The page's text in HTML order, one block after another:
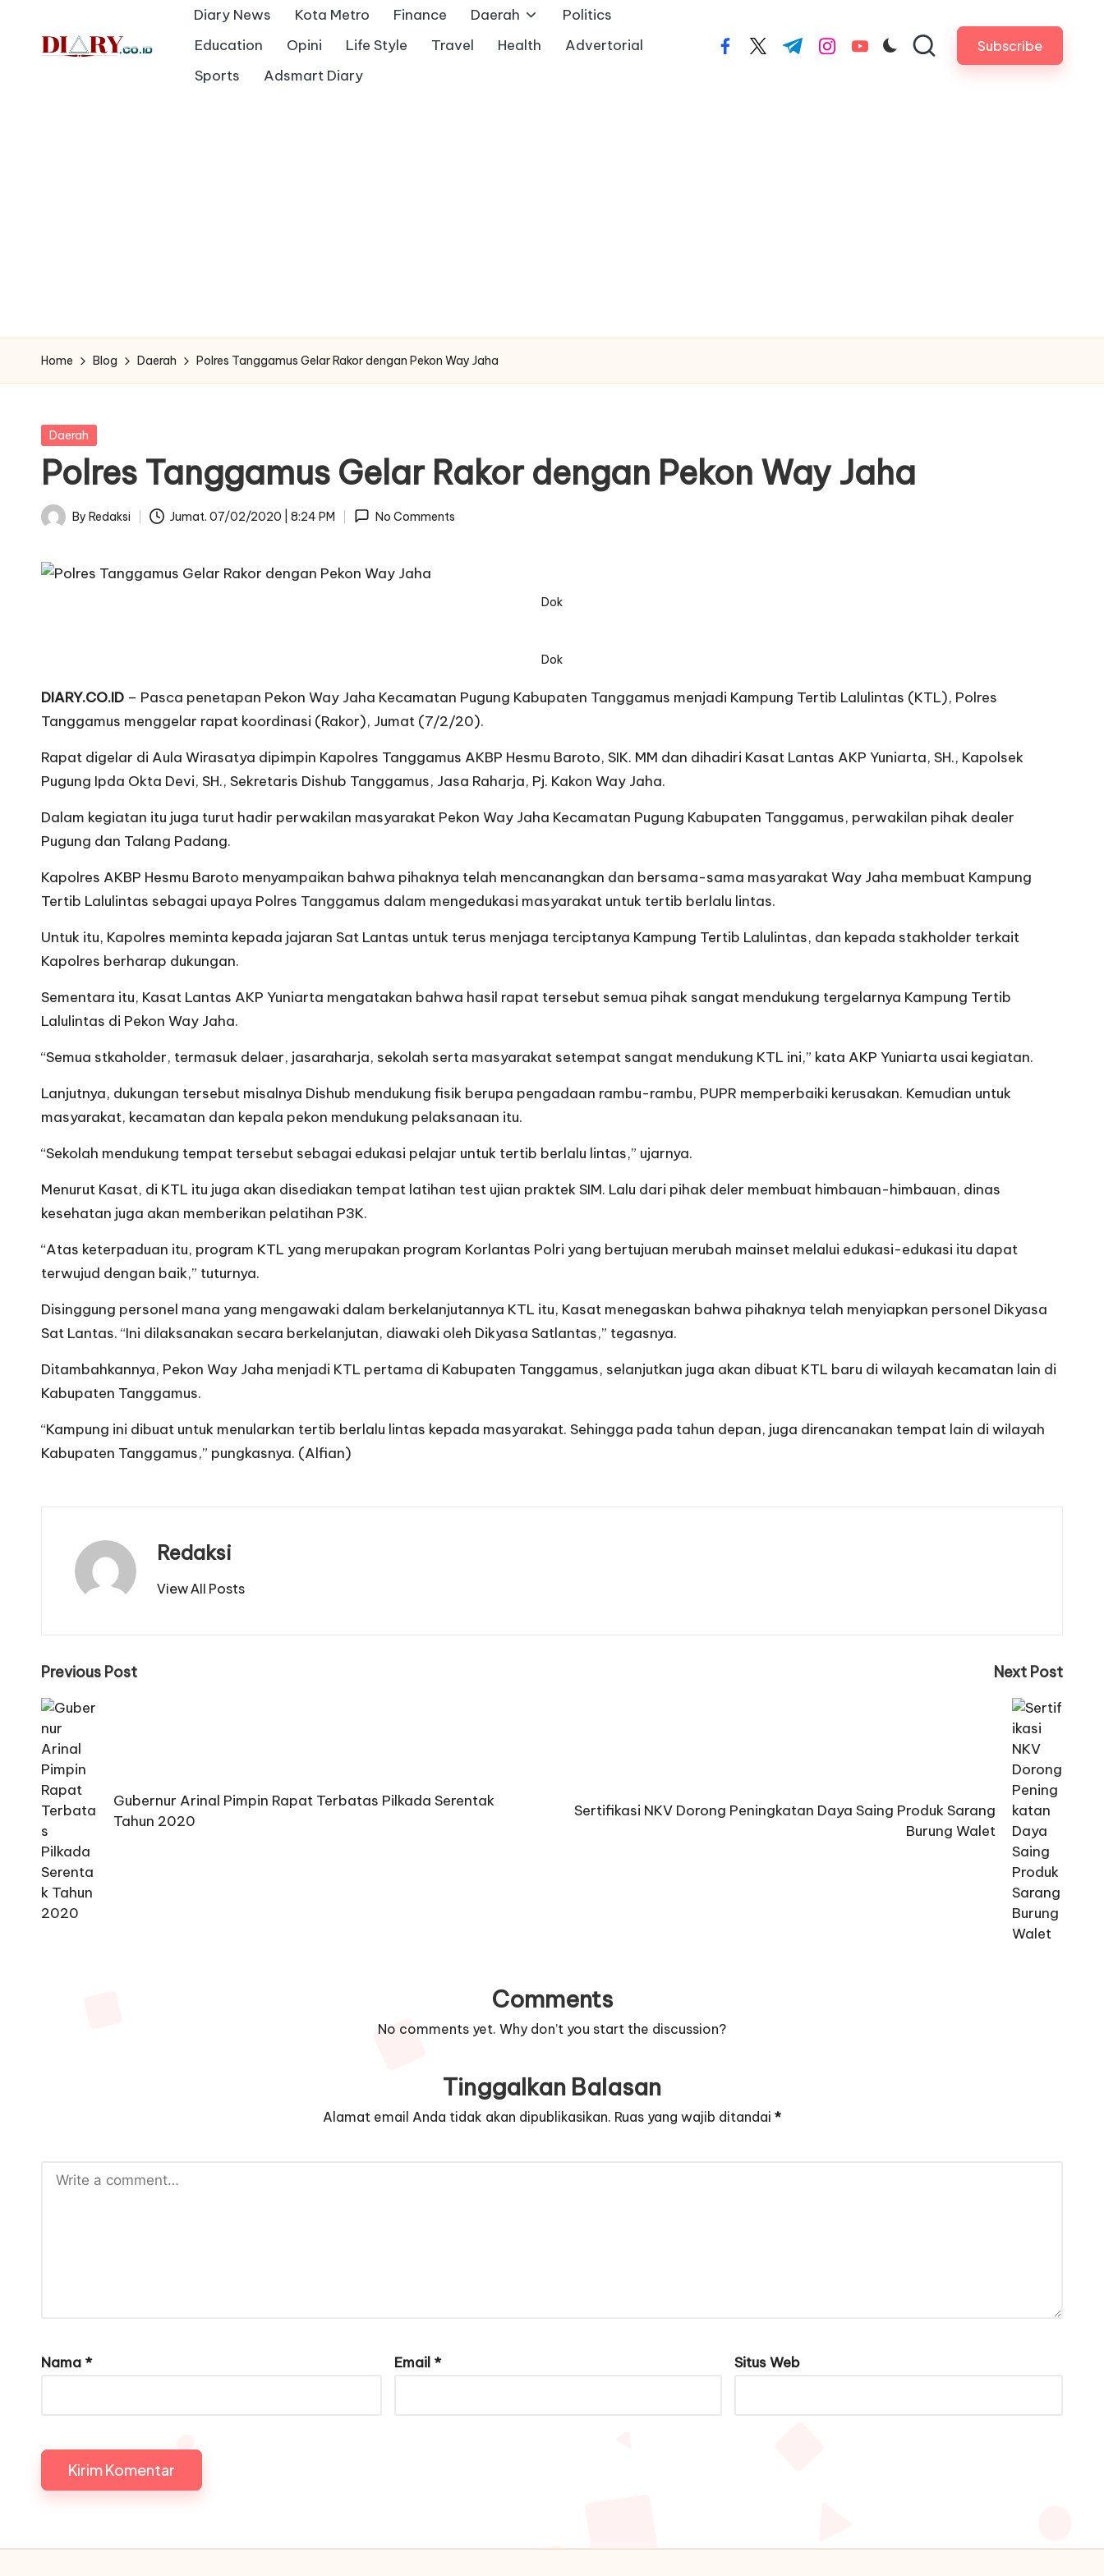
Diary News Kota Metro Finance Daerah
Politics
Education
Opini Life Style Travel Health
Advertorial
Sports
Adsmart Diary
facebook.com
twitter.com
t.me instagram.com
youtube.com Subscribe
Home Blog Daerah Polres Tanggamus Gelar Rakor dengan Pekon Way Jaha
Posted
Daerah
Polres Tanggamus Gelar Rakor dengan Pekon Way Jaha
Posted
By Redaksi Jumat. 07/02/2020 | 8:24 PM No Comments
Dok
Dok
DIARY.CO.ID – Pasca penetapan Pekon Way Jaha Kecamatan Pugung Kabupaten Tanggamus menjadi Kampung Tertib Lalulintas (KTL), Polres
Tanggamus menggelar rapat koordinasi (Rakor), Jumat (7/2/20).
Rapat digelar di Aula Wirasatya dipimpin Kapolres Tanggamus AKBP Hesmu Baroto, SIK. MM dan dihadiri Kasat Lantas AKP Yuniarta, SH., Kapolsek
Pugung Ipda Okta Devi, SH., Sekretaris Dishub Tanggamus, Jasa Raharja, Pj. Kakon Way Jaha.
Dalam kegiatan itu juga turut hadir perwakilan masyarakat Pekon Way Jaha Kecamatan Pugung Kabupaten Tanggamus, perwakilan pihak dealer
Pugung dan Talang Padang.
Kapolres AKBP Hesmu Baroto menyampaikan bahwa pihaknya telah mencanangkan dan bersama-sama masyarakat Way Jaha membuat Kampung
Tertib Lalulintas sebagai upaya Polres Tanggamus dalam mengedukasi masyarakat untuk tertib berlalu lintas.
Untuk itu, Kapolres meminta kepada jajaran Sat Lantas untuk terus menjaga terciptanya Kampung Tertib Lalulintas, dan kepada stakholder terkait
Kapolres berharap dukungan.
Sementara itu, Kasat Lantas AKP Yuniarta mengatakan bahwa hasil rapat tersebut semua pihak sangat mendukung tergelarnya Kampung Tertib
Lalulintas di Pekon Way Jaha.
“Semua stkaholder, termasuk delaer, jasaraharja, sekolah serta masyarakat setempat sangat mendukung KTL ini,” kata AKP Yuniarta usai kegiatan.
Lanjutnya, dukungan tersebut misalnya Dishub mendukung fisik berupa pengadaan rambu-rambu, PUPR memperbaiki kerusakan. Kemudian untuk
masyarakat, kecamatan dan kepala pekon mendukung pelaksanaan itu.
“Sekolah mendukung tempat tersebut sebagai edukasi pelajar untuk tertib berlalu lintas,” ujarnya.
Menurut Kasat, di KTL itu juga akan disediakan tempat latihan test ujian praktek SIM. Lalu dari pihak deler membuat himbauan-himbauan, dinas
kesehatan juga akan memberikan pelatihan P3K.
“Atas keterpaduan itu, program KTL yang merupakan program Korlantas Polri yang bertujuan merubah mainset melalui edukasi-edukasi itu dapat
terwujud dengan baik,” tuturnya.
Disinggung personel mana yang mengawaki dalam berkelanjutannya KTL itu, Kasat menegaskan bahwa pihaknya telah menyiapkan personel Dikyasa
Sat Lantas. “Ini dilaksanakan secara berkelanjutan, diawaki oleh Dikyasa Satlantas,” tegasnya.
Ditambahkannya, Pekon Way Jaha menjadi KTL pertama di Kabupaten Tanggamus, selanjutkan juga akan dibuat KTL baru di wilayah kecamatan lain di
Kabupaten Tanggamus.
“Kampung ini dibuat untuk menularkan tertib berlalu lintas kepada masyarakat. Sehingga pada tahun depan, juga direncanakan tempat lain di wilayah
Kabupaten Tanggamus,” pungkasnya. (Alfian)
Redaksi
View All Posts
Post
navigation
Previous Post
Gubernur Arinal Pimpin Rapat Terbatas Pilkada Serentak
Tahun 2020
Next Post
Sertifikasi NKV Dorong Peningkatan Daya Saing Produk Sarang
Burung Walet
Comments
No comments yet. Why don’t you start the discussion?
Tinggalkan Balasan
Alamat email Anda tidak akan dipublikasikan. Ruas yang wajib ditandai *
Nama * Email * Situs Web